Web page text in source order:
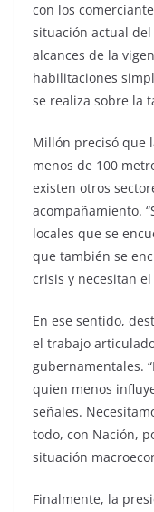
con los
situación actual
alcances de la
habilitaciones
se realiza sobre la
Millón precisó que
menos de 100
existen otros
acompañamiento.
locales que se
que también se
crisis y necesitan
En ese sentido,
el trabajo
gubernamentales.
quien menos
señales.
todo, con Nación,
situación
Finalmente, la